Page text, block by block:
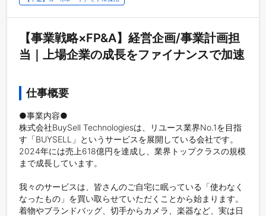
【事業戦略×FP&A】経営企画/事業計画担
当｜上場企業の成長をファイナンスで加速
仕事概要
●事業内容●
株式会社BuySell Technologiesは、リユース業界No.1を目指
す「BUYSELL」というサービスを展開している会社です。
2024年には売上618億円を達成し、業界トップクラスの規模
まで成長しています。
我々のサービスは、皆さんのご自宅に眠っている「使わなく
なったもの」を買い取らせていただくことから始まります。
着物やブランドバッグ、切手からカメラ、楽器など、実は日